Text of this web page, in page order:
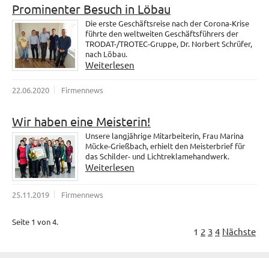
Prominenter Besuch in Löbau
Die erste Geschäftsreise nach der Corona-Krise
führte den weltweiten Geschäftsführers der
TRODAT-/TROTEC-Gruppe, Dr. Norbert Schrüfer,
nach Löbau.
Weiterlesen
22.06.2020 Firmennews
Wir haben eine Meisterin!
Unsere langjährige Mitarbeiterin, Frau Marina
Mücke-Grießbach, erhielt den Meisterbrief für
das Schilder- und Lichtreklamehandwerk.
Weiterlesen
25.11.2019 Firmennews
Seite 1 von 4.
1 2 3 4 Nächste